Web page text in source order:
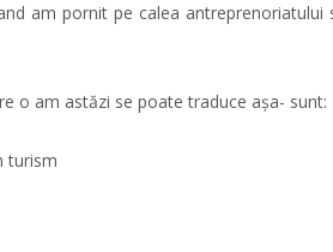
am pornit pe calea
o am astăzi se poate traduce așa- sunt:
turism